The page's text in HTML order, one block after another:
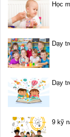
Học
Dạy
Dạy
9 kỹ